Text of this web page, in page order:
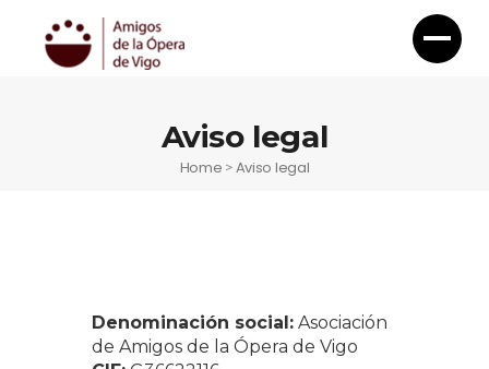
Aviso legal
Home >Aviso legal
Denominación social: Asociación
de Amigos de la Ópera de Vigo